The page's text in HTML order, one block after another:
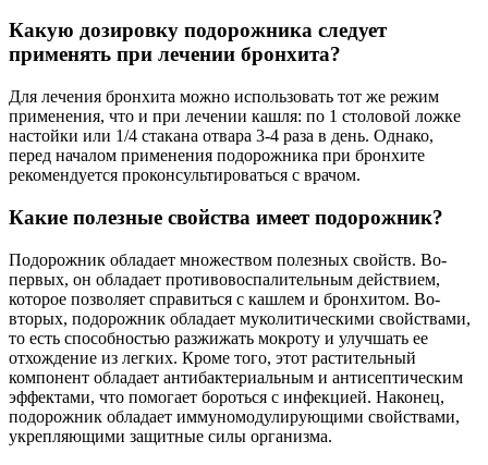
Какую дозировку подорожника следует
применять при лечении бронхита?
Для лечения бронхита можно использовать тот же режим
применения, что и при лечении кашля: по 1 столовой ложке
настойки или 1/4 стакана отвара 3-4 раза в день. Однако,
перед началом применения подорожника при бронхите
рекомендуется проконсультироваться с врачом.
Какие полезные свойства имеет подорожник?
Подорожник обладает множеством полезных свойств. Во-
первых, он обладает противовоспалительным действием,
которое позволяет справиться с кашлем и бронхитом. Во-
вторых, подорожник обладает муколитическими свойствами,
то есть способностью разжижать мокроту и улучшать ее
отхождение из легких. Кроме того, этот растительный
компонент обладает антибактериальным и антисептическим
эффектами, что помогает бороться с инфекцией. Наконец,
подорожник обладает иммуномодулирующими свойствами,
укрепляющими защитные силы организма.